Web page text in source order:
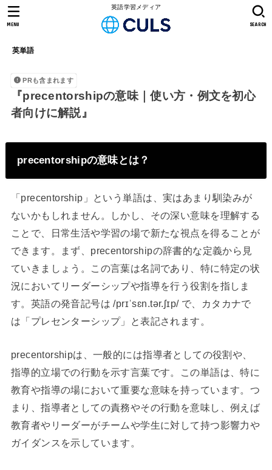
英語学習メディア
英単語
SEARCH
MENU
PRも含まれます
『precentorshipの意味｜使い方・例文を初心
者向けに解説』
precentorshipの意味とは？
「precentorship」という単語は、実はあまり馴染みが
ないかもしれません。しかし、その深い意味を理解する
ことで、日常生活や学習の場で新たな視点を得ることが
できます。まず、precentorshipの辞書的な定義から見
ていきましょう。この言葉は名詞であり、特に特定の状
況においてリーダーシップや指導を行う役割を指しま
す。英語の発音記号は /prɪˈsɛn.tər.ʃɪp/ で、カタカナで
は「プレセンターシップ」と表記されます。
precentorshipは、一般的には指導者としての役割や、
指導的立場での行動を示す言葉です。この単語は、特に
教育や指導の場において重要な意味を持っています。つ
まり、指導者としての責務やその行動を意味し、例えば
教育者やリーダーがチームや学生に対して持つ影響力や
ガイダンスを示しています。